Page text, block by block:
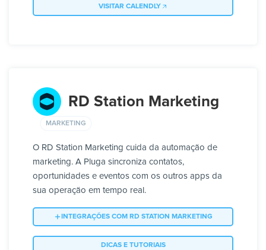
VISITAR CALENDLY
RD Station Marketing
MARKETING
O RD Station Marketing cuida da automação de
marketing. A Pluga sincroniza contatos,
oportunidades e eventos com os outros apps da
sua operação em tempo real.
INTEGRAÇÕES COM RD STATION MARKETING
DICAS E TUTORIAIS